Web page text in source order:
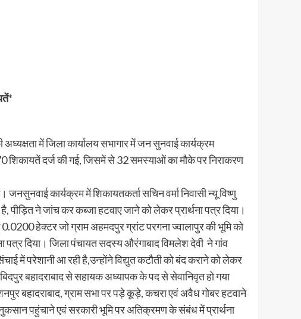
*
में जिला कार्यालय सभागार में जन सुनवाई कार्यक्रम
शिकायतें दर्ज की गई, जिसमें से 32 समस्याओं का मौके पर निराकरण
कार्यक्रम में शिकायतकर्ता सचिन वर्मा निवासी न्यू विष्णु
पीड़ित ने जांच कर कब्जा हटवाए जाने को लेकर प्रार्थना पत्र दिया।
हेक्टर जो ग्राम अहमदपुर ग्रांट परगना ज्वालापुर की भूमि को
दिया। जिला पंचायत सदस्य औरंगाबाद विमलेश देवी ने गांव
में परेशानी आ रही है,उन्होंने विद्युत कटौती को बंद कराने को लेकर
बहादराबाद से सहायक अध्यापक के पद से सेवानिवृत हो गया
बहादराबाद, ग्राम सभा पर पड़े कूड़े, कचरा एवं अवैध गोबर हटवाने
पहुंचाने एवं सरकारी भूमि पर अतिक्रमण के संबंध में प्रार्थना